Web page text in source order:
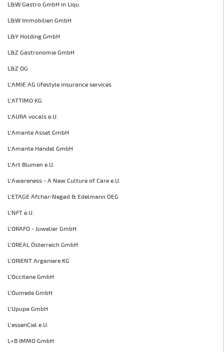
L&W Gastro GmbH in Liqu.
L&W Immobilien GmbH
L&Y Holding GmbH
L&Z Gastronomie GmbH
L&Z OG
L'AMIE AG lifestyle insurance services
L'ATTIMO KG
L'AURA vocals e.U.
L'Amante Asset GmbH
L'Amante Handel GmbH
L'Art Blumen e.U.
L'Awareness - A New Culture of Care e.U.
L'ETAGE Afchar-Negad & Edelmann OEG
L'NFT e.U.
L'ORAFO - Juwelier GmbH
L'OREAL Österreich GmbH
L'ORIENT Arganiere KG
L'Occitane GmbH
L'Oumede GmbH
L'Upupa GmbH
L'essenCiel e.U.
L+B IMMO GmbH